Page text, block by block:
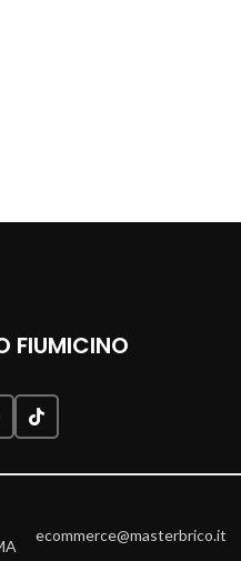
FIUMICINO
ecommerce@masterbrico.it